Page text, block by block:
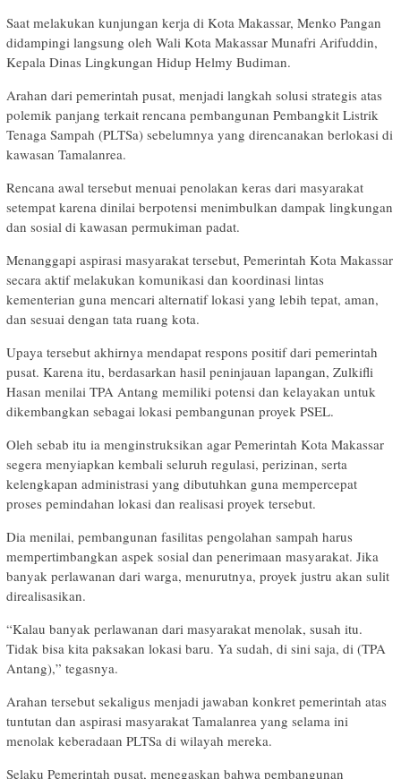
Saat melakukan kunjungan kerja di Kota Makassar, Menko Pangan
didampingi langsung oleh Wali Kota Makassar Munafri Arifuddin,
Kepala Dinas Lingkungan Hidup Helmy Budiman.
Arahan dari pemerintah pusat, menjadi langkah solusi strategis atas
polemik panjang terkait rencana pembangunan Pembangkit Listrik
Tenaga Sampah (PLTSa) sebelumnya yang direncanakan berlokasi di
kawasan Tamalanrea.
Rencana awal tersebut menuai penolakan keras dari masyarakat
setempat karena dinilai berpotensi menimbulkan dampak lingkungan
dan sosial di kawasan permukiman padat.
Menanggapi aspirasi masyarakat tersebut, Pemerintah Kota Makassar
secara aktif melakukan komunikasi dan koordinasi lintas
kementerian guna mencari alternatif lokasi yang lebih tepat, aman,
dan sesuai dengan tata ruang kota.
Upaya tersebut akhirnya mendapat respons positif dari pemerintah
pusat. Karena itu, berdasarkan hasil peninjauan lapangan, Zulkifli
Hasan menilai TPA Antang memiliki potensi dan kelayakan untuk
dikembangkan sebagai lokasi pembangunan proyek PSEL.
Oleh sebab itu ia menginstruksikan agar Pemerintah Kota Makassar
segera menyiapkan kembali seluruh regulasi, perizinan, serta
kelengkapan administrasi yang dibutuhkan guna mempercepat
proses pemindahan lokasi dan realisasi proyek tersebut.
Dia menilai, pembangunan fasilitas pengolahan sampah harus
mempertimbangkan aspek sosial dan penerimaan masyarakat. Jika
banyak perlawanan dari warga, menurutnya, proyek justru akan sulit
direalisasikan.
“Kalau banyak perlawanan dari masyarakat menolak, susah itu.
Tidak bisa kita paksakan lokasi baru. Ya sudah, di sini saja, di (TPA
Antang),” tegasnya.
Arahan tersebut sekaligus menjadi jawaban konkret pemerintah atas
tuntutan dan aspirasi masyarakat Tamalanrea yang selama ini
menolak keberadaan PLTSa di wilayah mereka.
Selaku Pemerintah pusat, menegaskan bahwa pembangunan